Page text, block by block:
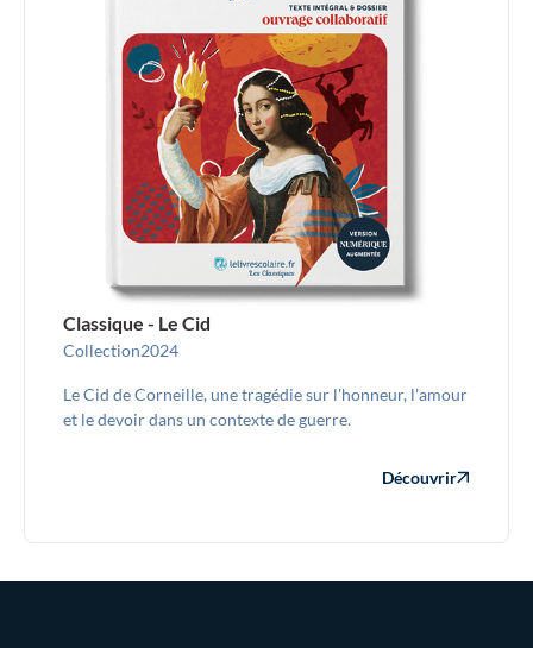
Classique - Le Cid
Collection2024
Le Cid de Corneille, une tragédie sur l'honneur, l'amour
et le devoir dans un contexte de guerre.
Découvrir